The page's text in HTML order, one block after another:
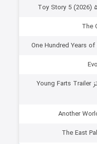
دانلود مستند قطعات تریلر یانگ فارتز Young Farts Trailer